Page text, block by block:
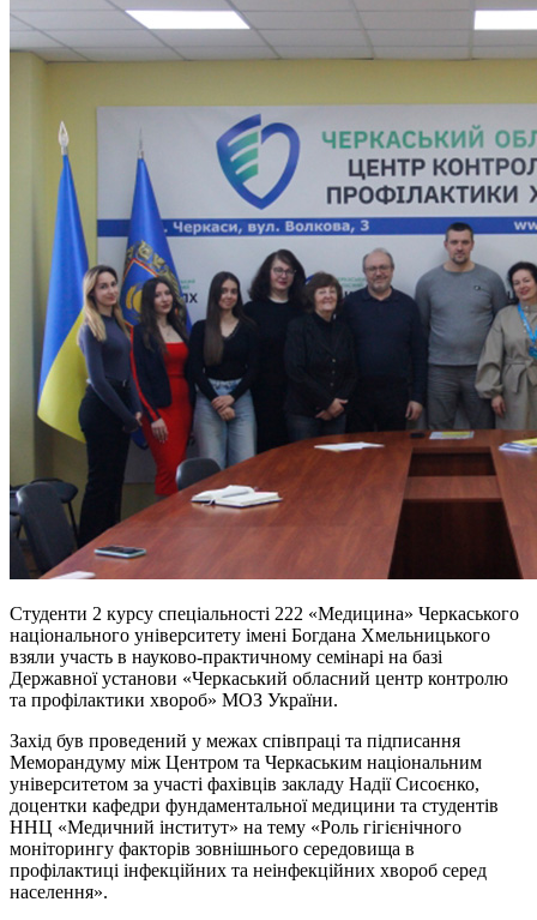
Студенти 2 курсу спеціальності 222 «Медицина» Черкаського
національного університету імені Богдана Хмельницького
взяли участь в науково-практичному семінарі на базі
Державної установи «Черкаський обласний центр контролю
та профілактики хвороб» МОЗ України.
Захід був проведений у межах співпраці та підписання
Меморандуму між Центром та Черкаським національним
університетом за участі фахівців закладу Надії Сисоєнко,
доцентки кафедри фундаментальної медицини та студентів
ННЦ «Медичний інститут» на тему «Роль гігієнічного
моніторингу факторів зовнішнього середовища в
профілактиці інфекційних та неінфекційних хвороб серед
населення».